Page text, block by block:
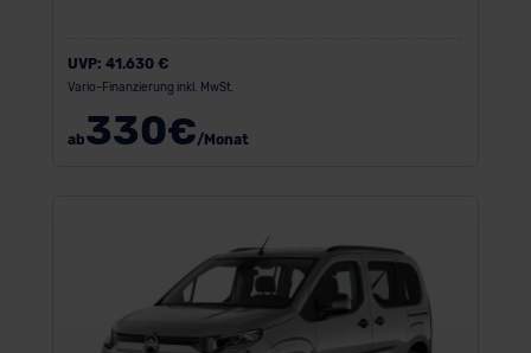
UVP: 41.630 €
Vario-Finanzierung inkl. MwSt.
ab330€/Monat